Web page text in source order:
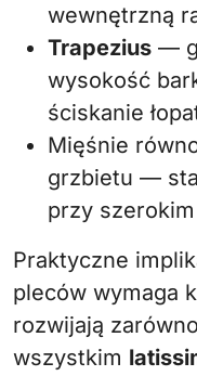
wewnętrzną
Trapezius —
wysokość
ściskanie
Mięśnie
grzbietu —
przy
Praktyczne
pleców wymaga
rozwijają
wszystkim